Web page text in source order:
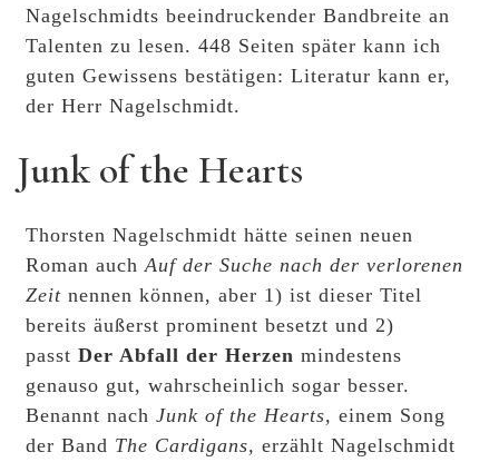
Nagelschmidts beeindruckender Bandbreite an
Talenten zu lesen. 448 Seiten später kann ich
guten Gewissens bestätigen: Literatur kann er,
der Herr Nagelschmidt.
Junk of the Hearts
Thorsten Nagelschmidt hätte seinen neuen
Roman auch Auf der Suche nach der verlorenen
Zeit nennen können, aber 1) ist dieser Titel
bereits äußerst prominent besetzt und 2)
passt Der Abfall der Herzen mindestens
genauso gut, wahrscheinlich sogar besser.
Benannt nach Junk of the Hearts, einem Song
der Band The Cardigans, erzählt Nagelschmidt